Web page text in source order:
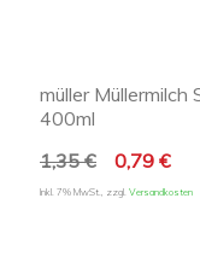
müller Müllermilch
400ml
1,35 €
0,79 €
Inkl. 7% MwSt., zzgl. Versandkosten